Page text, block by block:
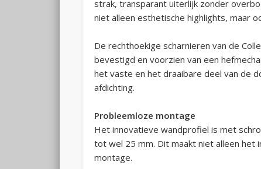
strak, transparant uiterlijk zonder
niet alleen esthetische highlights, maar
De rechthoekige scharnieren van de
bevestigd en voorzien van een
het vaste en het draaibare deel van de
afdichting.
Probleemloze montage
Het innovatieve wandprofiel is met
tot wel 25 mm. Dit maakt niet alleen
montage.